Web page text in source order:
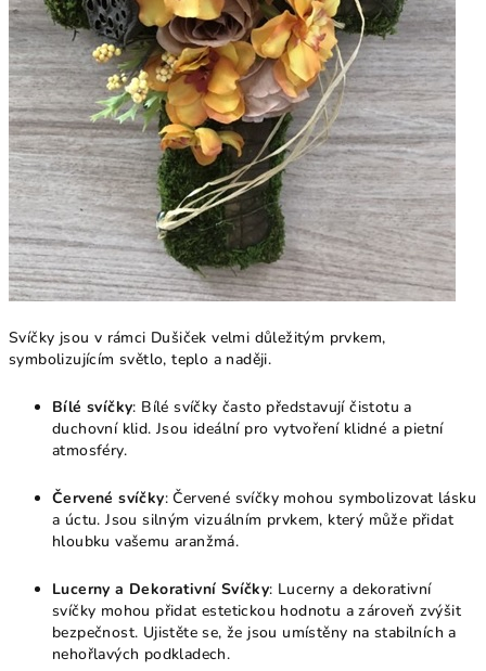
Svíčky jsou v rámci Dušiček velmi důležitým prvkem,
symbolizujícím světlo, teplo a naději.
Bílé svíčky: Bílé svíčky často představují čistotu a
duchovní klid. Jsou ideální pro vytvoření klidné a pietní
atmosféry.
Červené svíčky: Červené svíčky mohou symbolizovat lásku
a úctu. Jsou silným vizuálním prvkem, který může přidat
hloubku vašemu aranžmá.
Lucerny a Dekorativní Svíčky: Lucerny a dekorativní
svíčky mohou přidat estetickou hodnotu a zároveň zvýšit
bezpečnost. Ujistěte se, že jsou umístěny na stabilních a
nehořlavých podkladech.